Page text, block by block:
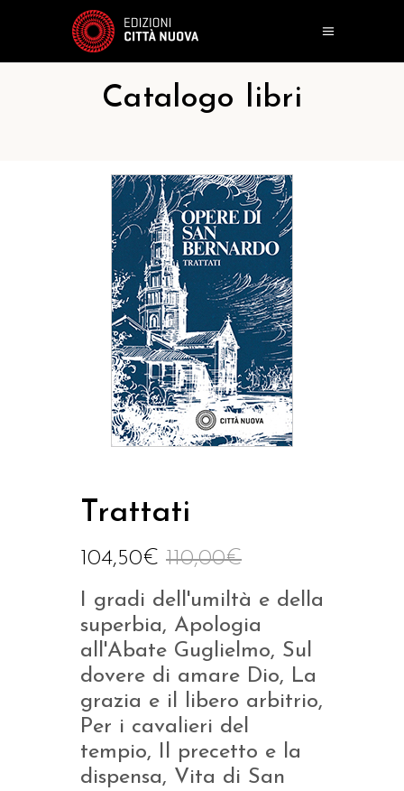
Catalogo libri
Trattati
110,00€
104,50€
I gradi dell'umiltà e della
superbia, Apologia
all'Abate Guglielmo, Sul
dovere di amare Dio, La
grazia e il libero arbitrio,
Per i cavalieri del
tempio, Il precetto e la
dispensa, Vita di San